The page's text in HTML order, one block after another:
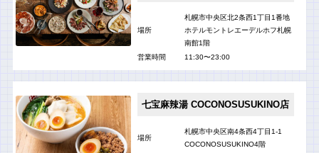
場所
札幌市中央区北2条西1丁目1番地
ホテルモントレエーデルホフ札幌
南館1階
営業時間
11:30〜23:00
七宝麻辣湯 COCONOSUSUKINO店
場所
札幌市中央区南4条西4丁目1-1
COCONOSUSUKINO4階